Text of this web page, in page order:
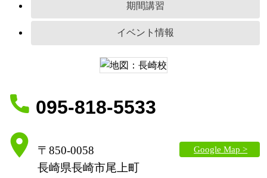
期間講習
イベント情報
095-818-5533
〒850-0058
長崎県長崎市尾上町
Google Map >